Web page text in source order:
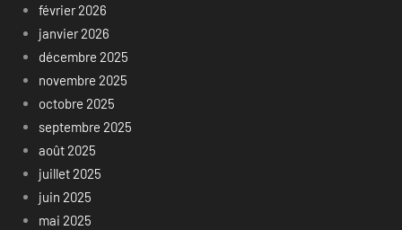
février 2026
janvier 2026
décembre 2025
novembre 2025
octobre 2025
septembre 2025
août 2025
juillet 2025
juin 2025
mai 2025